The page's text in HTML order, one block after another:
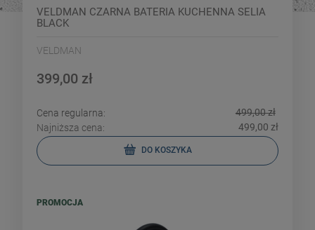
VELDMAN CZARNA BATERIA KUCHENNA SELIA
BLACK
VELDMAN
399,00 zł
Cena regularna:
499,00 zł
Najniższa cena:
499,00 zł
DO KOSZYKA
PROMOCJA